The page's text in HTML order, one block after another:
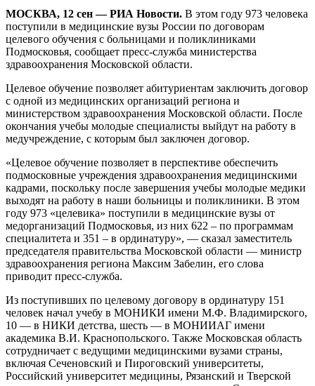
МОСКВА, 12 сен — РИА Новости. В этом году 973 человека
поступили в медицинские вузы России по договорам
целевого обучения с больницами и поликлиниками
Подмосковья, сообщает пресс-служба министерства
здравоохранения Московской области.
Целевое обучение позволяет абитуриентам заключить договор
с одной из медицинских организаций региона и
министерством здравоохранения Московской области. После
окончания учебы молодые специалисты выйдут на работу в
медучреждение, с которым был заключен договор.
«Целевое обучение позволяет в перспективе обеспечить
подмосковные учреждения здравоохранения медицинскими
кадрами, поскольку после завершения учебы молодые медики
выходят на работу в наши больницы и поликлиники. В этом
году 973 «целевика» поступили в медицинские вузы от
медорганизаций Подмосковья, из них 622 – по программам
специалитета и 351 – в ординатуру», — сказал заместитель
председателя правительства Московской области — министр
здравоохранения региона Максим Забелин, его слова
приводит пресс-служба.
Из поступивших по целевому договору в ординатуру 151
человек начал учебу в МОНИКИ имени М.Ф. Владимирского,
10 — в НИКИ детства, шесть — в МОНИИАГ имени
академика В.И. Краснопольского. Также Московская область
сотрудничает с ведущими медицинскими вузами страны,
включая Сеченовский и Пироговский университеты,
Российский университет медицины, Рязанский и Тверской